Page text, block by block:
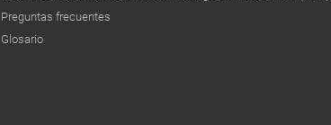
Preguntas frecuentes
Glosario